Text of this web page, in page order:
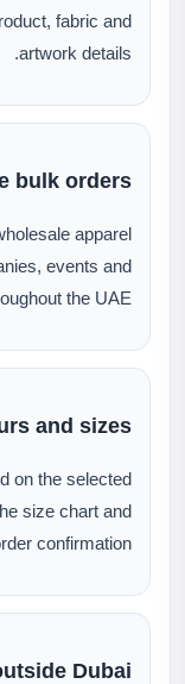
fabric and
artwork details.
bulk orders?
apparel
events and
the UAE.
and sizes?
on the selected
size chart and
confirmation.
Dubai?